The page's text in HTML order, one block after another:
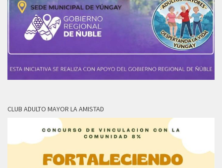
CLUB ADULTO MAYOR LA AMISTAD